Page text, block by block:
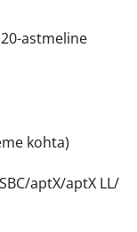
astmeline
kohta)
aptX/aptX LL/